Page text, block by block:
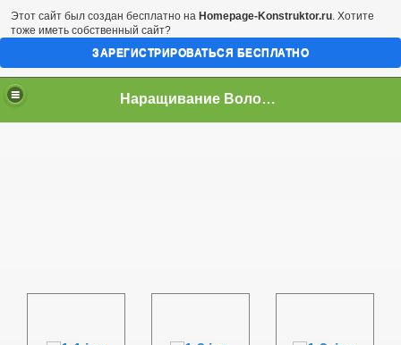
Наращивание Волос в Ростове-на-Дону
Этот сайт был создан бесплатно на Homepage-Konstruktor.ru. Хотите
тоже иметь собственный сайт?
ЗАРЕГИСТРИРОВАТЬСЯ БЕСПЛАТНО